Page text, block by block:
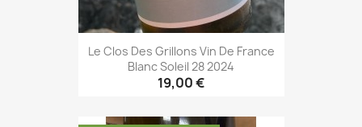
Le Clos Des Grillons Vin De France
Blanc Soleil 28 2024
19,00 €